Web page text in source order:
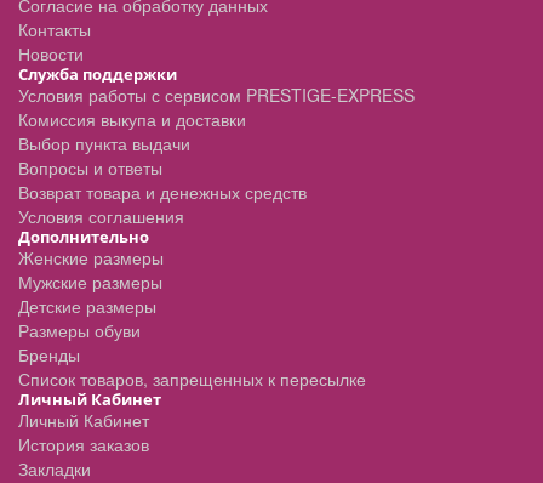
Согласие на обработку данных
Контакты
Новости
Служба поддержки
Условия работы с сервисом PRESTIGE-EXPRESS
Комиссия выкупа и доставки
Выбор пункта выдачи
Вопросы и ответы
Возврат товара и денежных средств
Условия соглашения
Дополнительно
Женские размеры
Мужские размеры
Детские размеры
Размеры обуви
Бренды
Список товаров, запрещенных к пересылке
Личный Кабинет
Личный Кабинет
История заказов
Закладки